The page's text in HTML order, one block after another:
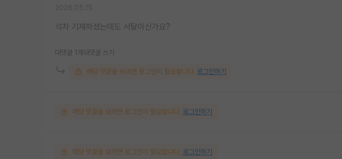
석차 기재하셨는데도 서탈이신가요?
대댓글 1개 대댓글 쓰기
해당 댓글을 보려면 로그인이 필요합니다. 로그인하기
해당 댓글을 보려면 로그인이 필요합니다. 로그인하기
해당 댓글을 보려면 로그인이 필요합니다. 로그인하기